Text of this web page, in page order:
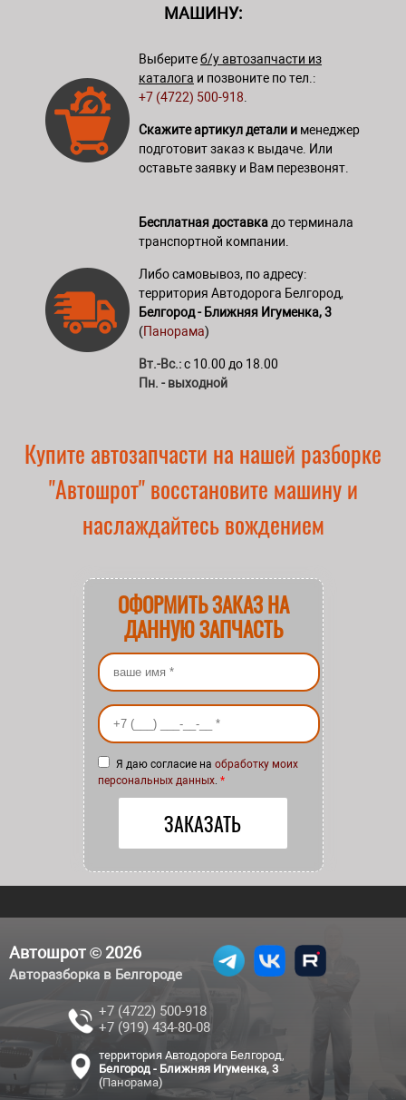
МАШИНУ:
Выберитеб/у автозапчасти из
каталога и позвоните по тел.:
+7 (4722) 500-918
Скажите артикул детали и менеджер
подготовит заказ к выдаче. Или
оставьте заявку и Вам перезвонят.
Бесплатная доставка до терминала
транспортной компании.
Либо самовывоз, по адресу:
территория Автодорога Белгород,
Белгород - Ближняя Игуменка, 3
(Панорама)
Вт.-Вс.:с 10.00 до 18.00
Пн. - выходной
Купите автозапчасти на нашей разборке
"Автошрот" восстановите машину и
наслаждайтесь вождением
ОФОРМИТЬ ЗАКАЗ НА
ДАННУЮ ЗАПЧАСТЬ
Ваше имя
Ваш номер телефона
Я даю согласие на обработку моих
персональных данных. *
Автошрот © 2026
Авторазборка в Белгороде
+7 (4722) 500-918
+7 (919) 434-80-08
территория Автодорога Белгород,
Белгород - Ближняя Игуменка, 3
(Панорама)